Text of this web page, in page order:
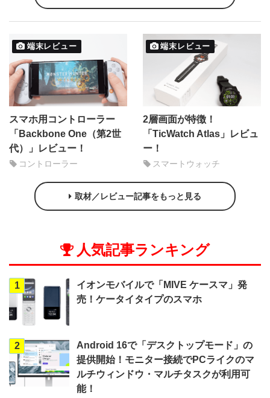
端末レビュー
スマホ用コントローラー
「Backbone One（第2世
代）」レビュー！
コントローラー
端末レビュー
2層画面が特徴！
「TicWatch Atlas」レビュ
ー！
スマートウォッチ
取材／レビュー記事をもっと見る
人気記事ランキング
1
イオンモバイルで「MIVE ケースマ」発
売！ケータイタイプのスマホ
2
Android 16で「デスクトップモード」の
提供開始！モニター接続でPCライクのマ
ルチウィンドウ・マルチタスクが利用可
能！